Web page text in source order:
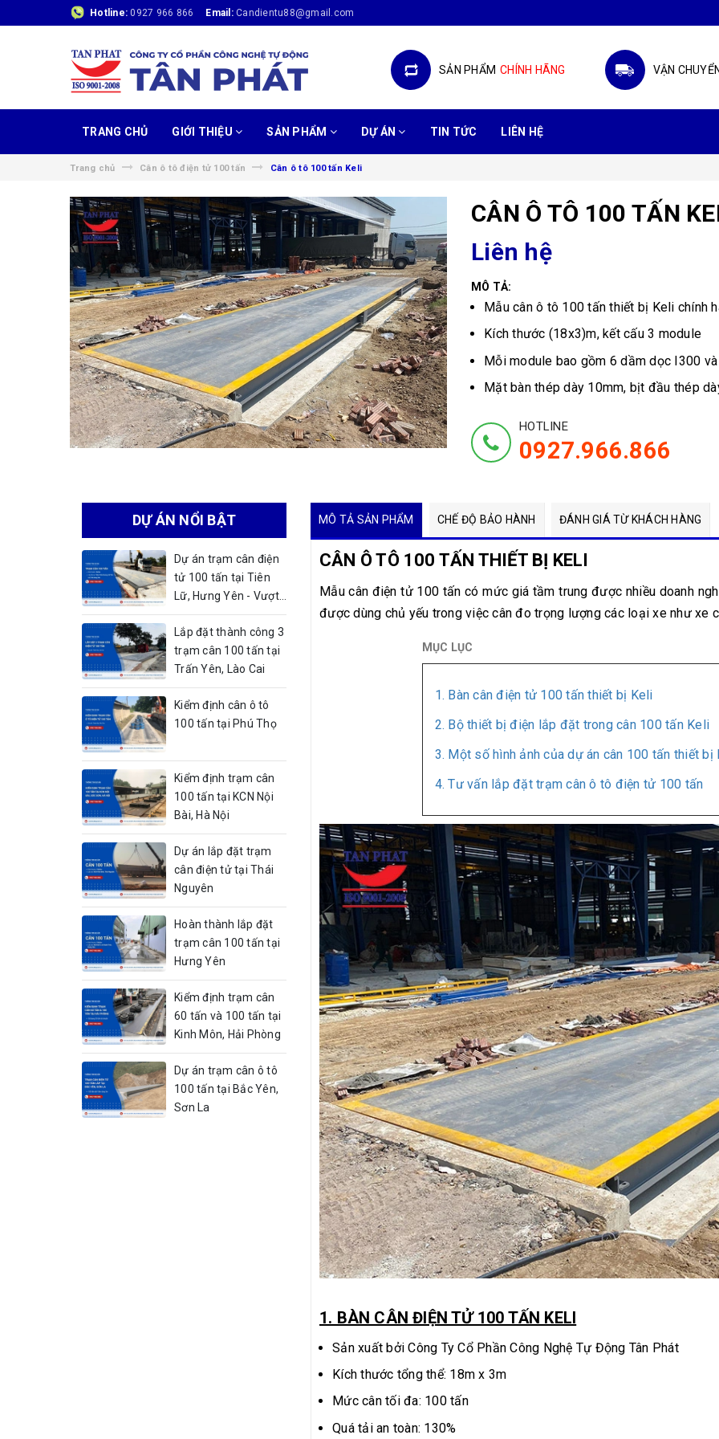
Hotline:0927 966 866 Email: Candientu88@gmail.com
SẢN PHẨM CHÍNH HÃNG VẬN
TRANG CHỦ GIỚI THIỆU SẢN PHẨM DỰ ÁN TIN TỨC LIÊN HỆ
Trang chủ Cân ô tô điện tử 100 tấn Cân ô tô 100 tấn Keli
CÂN Ô TÔ 100 TẤN
Liên hệ
MÔ TẢ:
Mẫu cân ô tô 100 tấn thiết bị Keli chính
Kích thước (18x3)m, kết cấu 3 module
Mỗi module bao gồm 6 dầm dọc I300
Mặt bàn thép dày 10mm, bịt đầu thép
HOTLINE
0927.966.866
MÔ TẢ SẢN PHẨM CHẾ ĐỘ BẢO HÀNH ĐÁNH GIÁ TỪ KHÁCH HÀNG
CÂN Ô TÔ 100 TẤN THIẾT BỊ KELI
Mẫu cân điện tử 100 tấn có mức giá tầm trung được nhiều doanh
được dùng chủ yếu trong việc cân đo trọng lượng các loại xe như xe
MỤC LỤC
1. Bàn cân điện tử 100 tấn thiết bị Keli
2. Bộ thiết bị điện lắp đặt trong cân 100 tấn Keli
3. Một số hình ảnh của dự án cân 100 tấn thiết
4. Tư vấn lắp đặt trạm cân ô tô điện tử 100 tấn
1. BÀN CÂN ĐIỆN TỬ 100 TẤN KELI
Sản xuất bởi Công Ty Cổ Phần Công Nghệ Tự Động Tân Phát
Kích thước tổng thể: 18m x 3m
Mức cân tối đa: 100 tấn
Quá tải an toàn: 130%
DỰ ÁN NỔI BẬT
Dự án trạm cân điện
tử 100 tấn tại Tiên
Lữ, Hưng Yên - Vượt
nắng nóng đảm bảo
tiến độ bàn giao
Lắp đặt thành công 3
trạm cân 100 tấn tại
Trấn Yên, Lào Cai
Kiểm định cân ô tô
100 tấn tại Phú Thọ
Kiểm định trạm cân
100 tấn tại KCN Nội
Bài, Hà Nội
Dự án lắp đặt trạm
cân điện tử tại Thái
Nguyên
Hoàn thành lắp đặt
trạm cân 100 tấn tại
Hưng Yên
Kiểm định trạm cân
60 tấn và 100 tấn tại
Kinh Môn, Hải Phòng
Dự án trạm cân ô tô
100 tấn tại Bắc Yên,
Sơn La